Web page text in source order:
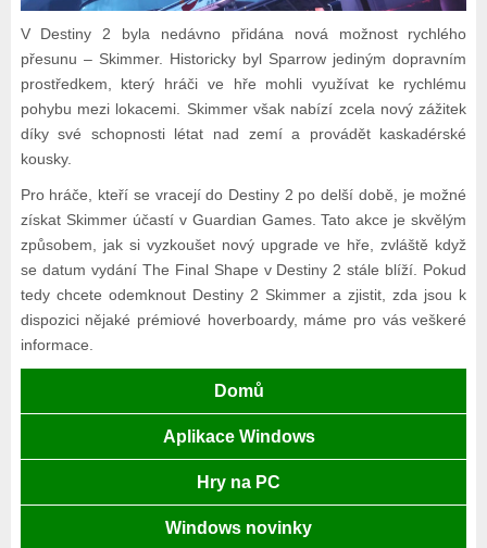
V Destiny 2 byla nedávno přidána nová možnost rychlého
přesunu – Skimmer. Historicky byl Sparrow jediným dopravním
prostředkem, který hráči ve hře mohli využívat ke rychlému
pohybu mezi lokacemi. Skimmer však nabízí zcela nový zážitek
díky své schopnosti létat nad zemí a provádět kaskadérské
kousky.
Pro hráče, kteří se vracejí do Destiny 2 po delší době, je možné
získat Skimmer účastí v Guardian Games. Tato akce je skvělým
způsobem, jak si vyzkoušet nový upgrade ve hře, zvláště když
se datum vydání The Final Shape v Destiny 2 stále blíží. Pokud
tedy chcete odemknout Destiny 2 Skimmer a zjistit, zda jsou k
dispozici nějaké prémiové hoverboardy, máme pro vás veškeré
informace.
Domů
Aplikace Windows
Hry na PC
Windows novinky